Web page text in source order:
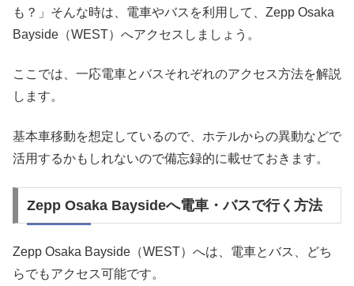
も？」そんな時は、電車やバスを利用して、Zepp Osaka
Bayside（WEST）へアクセスしましょう。
ここでは、一応電車とバスそれぞれのアクセス方法を解説
します。
基本車移動を想定しているので、ホテルからの異動などで
活用するかもしれないので備忘録的に載せておきます。
Zepp Osaka Baysideへ電車・バスで行く方法
Zepp Osaka Bayside（WEST）へは、電車とバス、どち
らでもアクセス可能です。